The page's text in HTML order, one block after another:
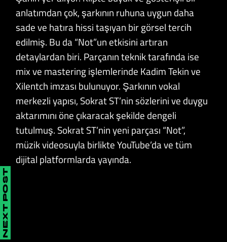
anlatımdan çok, şarkının ruhuna uygun daha
sade ve hatıra hissi taşıyan bir görsel tercih
edilmiş. Bu da “Not”un etkisini artıran
detaylardan biri. Parçanın teknik tarafında ise
mix ve mastering işlemlerinde Kadim Tekin ve
Xilentch imzası bulunuyor. Şarkının vokal
merkezli yapısı, Sokrat ST’nin sözlerini ve duygu
aktarımını öne çıkaracak şekilde dengeli
tutulmuş. Sokrat ST’nin yeni parçası “Not”,
müzik videosuyla birlikte YouTube’da ve tüm
dijital platformlarda yayında.
NEXT POST